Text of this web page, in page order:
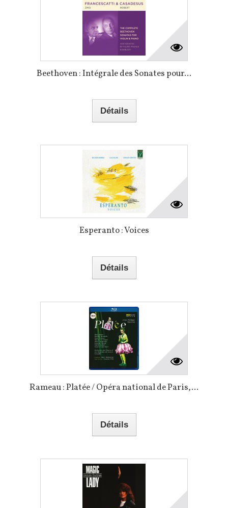
Beethoven : Intégrale des Sonates pour...
Détails
Esperanto : Voices
Détails
Rameau : Platée / Opéra national de Paris,...
Détails